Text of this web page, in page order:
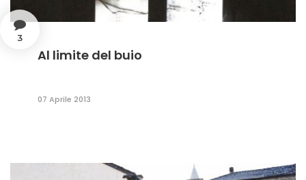
3
Al limite del buio
07 Aprile 2013